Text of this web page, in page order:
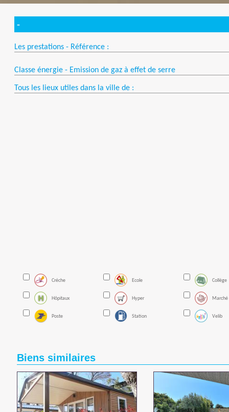
-
Les prestations - Référence :
Classe énergie - Emission de gaz à effet de serre
Tous les lieux utiles dans la ville de :
Créche Ecole Collège
Hôpitaux Hyper Marché
Poste Station Velib
Biens similaires